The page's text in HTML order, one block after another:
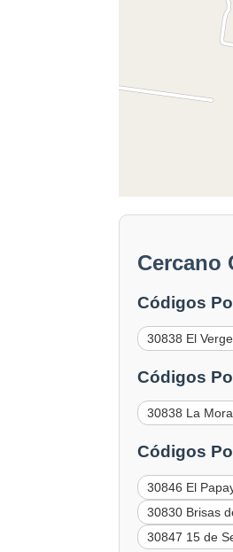
Cercano
Códigos
30838 El
Códigos
30838 La Mora
Códigos
30846 El
30830 Brisas
30847 15 de